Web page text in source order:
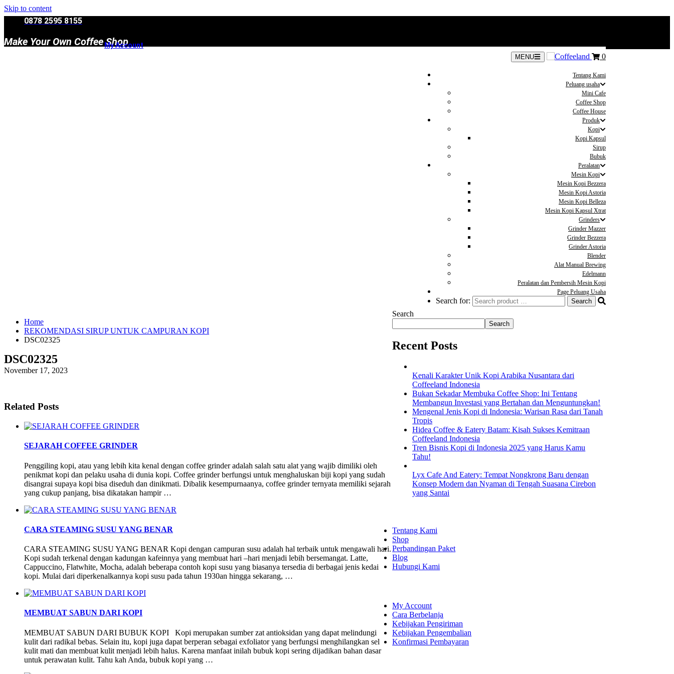
Skip to content
0878 2595 8155
Make Your Own Coffee Shop
My Account
MENU 0
Tentang Kami
Peluang usaha
Mini Cafe
Coffee Shop
Coffee House
Produk
Kopi
Kopi Kapsul
Sirup
Bubuk
Peralatan
Mesin Kopi
Mesin Kopi Bezzera
Mesin Kopi Astoria
Mesin Kopi Belleza
Mesin Kopi Kapsul Xtrat
Grinders
Grinder Mazzer
Grinder Bezzera
Grinder Astoria
Blender
Alat Manual Brewing
Edelmann
Peralatan dan Pembersih Mesin Kopi
Page Peluang Usaha
Search for:
Home
REKOMENDASI SIRUP UNTUK CAMPURAN KOPI
DSC02325
DSC02325
November 17, 2023
Related Posts
SEJARAH COFFEE GRINDER
Penggiling kopi, atau yang lebih kita kenal dengan coffee grinder adalah salah satu alat yang wajib dimiliki oleh
penikmat kopi dan pelaku usaha di dunia kopi. Coffee grinder berfungsi untuk menghaluskan biji kopi yang sudah
disangrai supaya kopi bisa diseduh dan dinikmati. Dibalik kesempurnaanya, coffee grinder ternyata memiliki sejarah
yang cukup panjang, bisa dikatakan hampir …
CARA STEAMING SUSU YANG BENAR
CARA STEAMING SUSU YANG BENAR Kopi dengan campuran susu adalah hal terbaik untuk mengawali hari.
Kopi sudah terkenal dengan kadungan kafeinnya yang membuat hari –hari menjadi lebih bersemangat. Latte,
Cappuccino, Flatwhite, Mocha, adalah beberapa contoh kopi susu yang biasanya tersedia di berbagai jenis kedai
kopi. Mulai dari diperkenalkannya kopi susu pada tahun 1930an hingga sekarang, …
MEMBUAT SABUN DARI KOPI
MEMBUAT SABUN DARI BUBUK KOPI Kopi merupakan sumber zat antioksidan yang dapat melindungi
kulit dari radikal bebas. Selain itu, kopi juga dapat berperan sebagai exfoliator yang berfungsi menghilangkan sel
kulit mati dan membuat kulit menjadi lebih halus. Karena manfaat inilah bubuk kopi sering dijadikan bahan dasar
untuk perawatan kulit. Tahu kah Anda, bubuk kopi yang …
Search
Search
Recent Posts
Kenali Karakter Unik Kopi Arabika Nusantara dari
Coffeeland Indonesia
Bukan Sekadar Membuka Coffee Shop: Ini Tentang
Membangun Investasi yang Bertahan dan Menguntungkan!
Mengenal Jenis Kopi di Indonesia: Warisan Rasa dari Tanah
Tropis
Hidea Coffee & Eatery Batam: Kisah Sukses Kemitraan
Coffeeland Indonesia
Tren Bisnis Kopi di Indonesia 2025 yang Harus Kamu
Tahu!
Lyx Cafe And Eatery: Tempat Nongkrong Baru dengan
Konsep Modern dan Nyaman di Tengah Suasana Cirebon
yang Santai
Tentang Kami
Shop
Perbandingan Paket
Blog
Hubungi Kami
My Account
Cara Berbelanja
Kebijakan Pengiriman
Kebijakan Pengembalian
Konfirmasi Pembayaran